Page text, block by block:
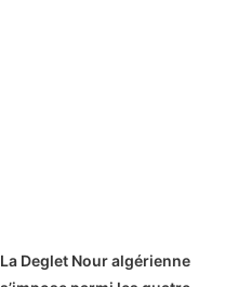
La Deglet Nour algérienne